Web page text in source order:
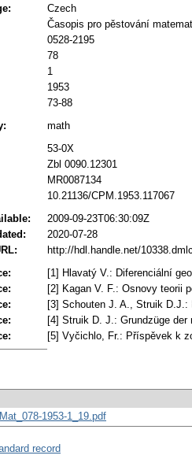
Czech
Časopis pro pěstování
0528-2195
78
1
1953
73-88
math
53-0X
Zbl 0090.12301
MR0087134
10.21136/CPM.1953.117067
2009-09-23T06:30:09Z
2020-07-28
http://hdl.handle.net/
[1] Hlavatý V.: Diferenciální
[2] Kagan V. F.: Osnovy teorii
[3] Schouten J. A., Struik D.J.:
[4] Struik D. J.: Grundzüge der
[5] Vyčichlo, Fr.: Příspěvek k
1953-1_19.pdf
record